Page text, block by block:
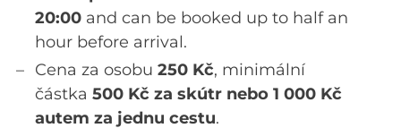
20:00and can be booked up to half an
hour before arrival.
Cena za osobu 250 Kč, minimální
částka 500 Kč za skútr nebo 1 000 Kč
autem za jednu cestu.